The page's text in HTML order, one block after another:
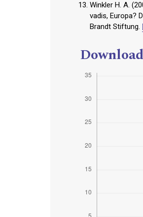
Winkler H. A.
vadis, Europa?
Brandt Stiftung.